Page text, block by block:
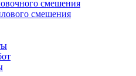
смешения
смешения